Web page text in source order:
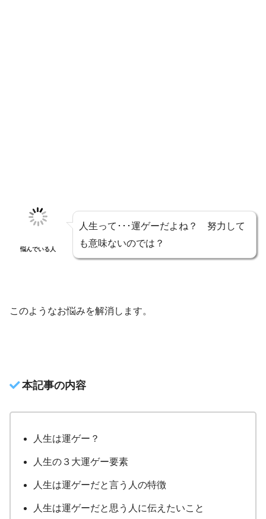
悩んでいる人
人生って･･･運ゲーだよね？ 努力して
も意味ないのでは？
このようなお悩みを解消します。
本記事の内容
人生は運ゲー？
人生の３大運ゲー要素
人生は運ゲーだと言う人の特徴
人生は運ゲーだと思う人に伝えたいこと